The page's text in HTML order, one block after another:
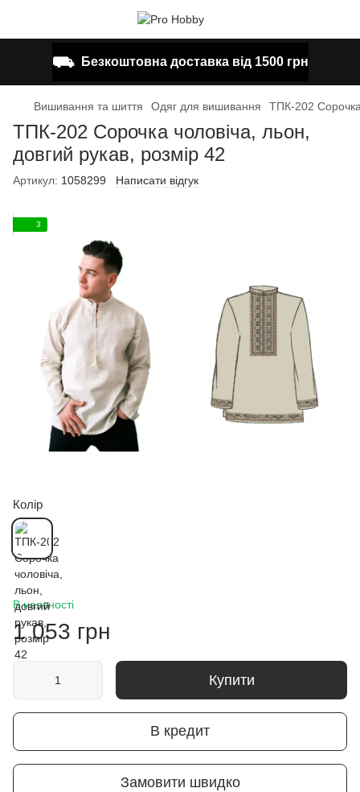
⛟ Безкоштовна доставка від 1500 грн
Вишивання та шиття Одяг для вишивання ТПК-202 Сорочка
ТПК-202 Сорочка чоловіча, льон,
довгий рукав, розмір 42
Артикул: 1058299 Написати відгук
3
Колір
В наявності
1 053 грн
Купити
В кредит
Замовити швидко